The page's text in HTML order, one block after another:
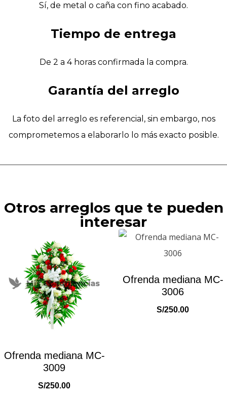
Sí, de metal o caña con fino acabado.
Tiempo de entrega
De 2 a 4 horas confirmada la compra.
Garantía del arreglo
La foto del arreglo es referencial, sin embargo, nos
comprometemos a elaborarlo lo más exacto posible.
Otros arreglos que te pueden
interesar
Ofrenda mediana MC-
3009
S/250.00
Ofrenda mediana MC-
3006
S/250.00